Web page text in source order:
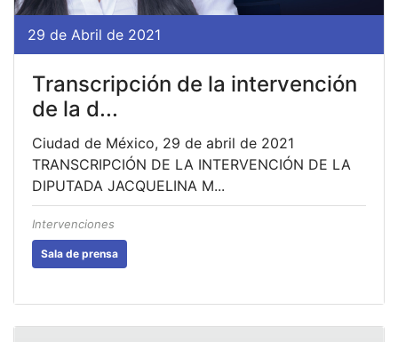
29 de Abril de 2021
Transcripción de la intervención
de la d...
Ciudad de México, 29 de abril de 2021
TRANSCRIPCIÓN DE LA INTERVENCIÓN DE LA
DIPUTADA JACQUELINA M...
Intervenciones
Sala de prensa